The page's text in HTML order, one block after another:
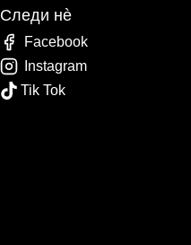
Следи нè
Facebook
Instagram
Tik Tok